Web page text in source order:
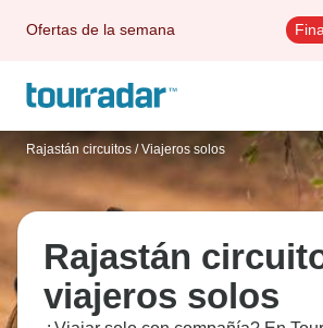
Ofertas de la semana
Rajastán circuitos / Viajeros solos
Rajastán
viajeros solos